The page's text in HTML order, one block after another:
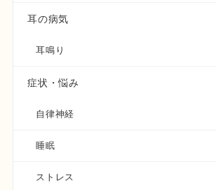
耳の病気
耳鳴り
症状・悩み
自律神経
睡眠
ストレス